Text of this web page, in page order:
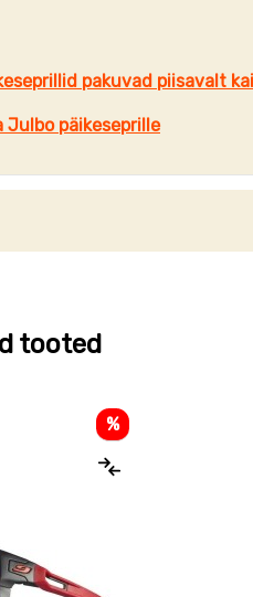
pakuvad piisavalt
Julbo päikeseprille
tooted
%